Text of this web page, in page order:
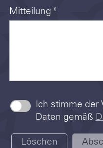
Mitteilung *
Ich stimme der
Daten gemäß
Löschen